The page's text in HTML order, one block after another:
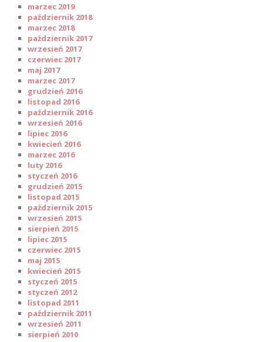
marzec 2019
październik 2018
marzec 2018
październik 2017
wrzesień 2017
czerwiec 2017
maj 2017
marzec 2017
grudzień 2016
listopad 2016
październik 2016
wrzesień 2016
lipiec 2016
kwiecień 2016
marzec 2016
luty 2016
styczeń 2016
grudzień 2015
listopad 2015
październik 2015
wrzesień 2015
sierpień 2015
lipiec 2015
czerwiec 2015
maj 2015
kwiecień 2015
styczeń 2015
styczeń 2012
listopad 2011
październik 2011
wrzesień 2011
sierpień 2010